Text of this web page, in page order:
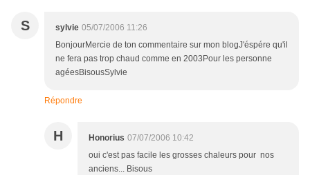
S sylvie 05/07/2006 11:26
BonjourMercie de ton commentaire sur mon blogJ'éspére qu'il
ne fera pas trop chaud comme en 2003Pour les personne
agéesBisousSylvie
Répondre
H Honorius 07/07/2006 10:42
oui c'est pas facile les grosses chaleurs pour nos
anciens... Bisous